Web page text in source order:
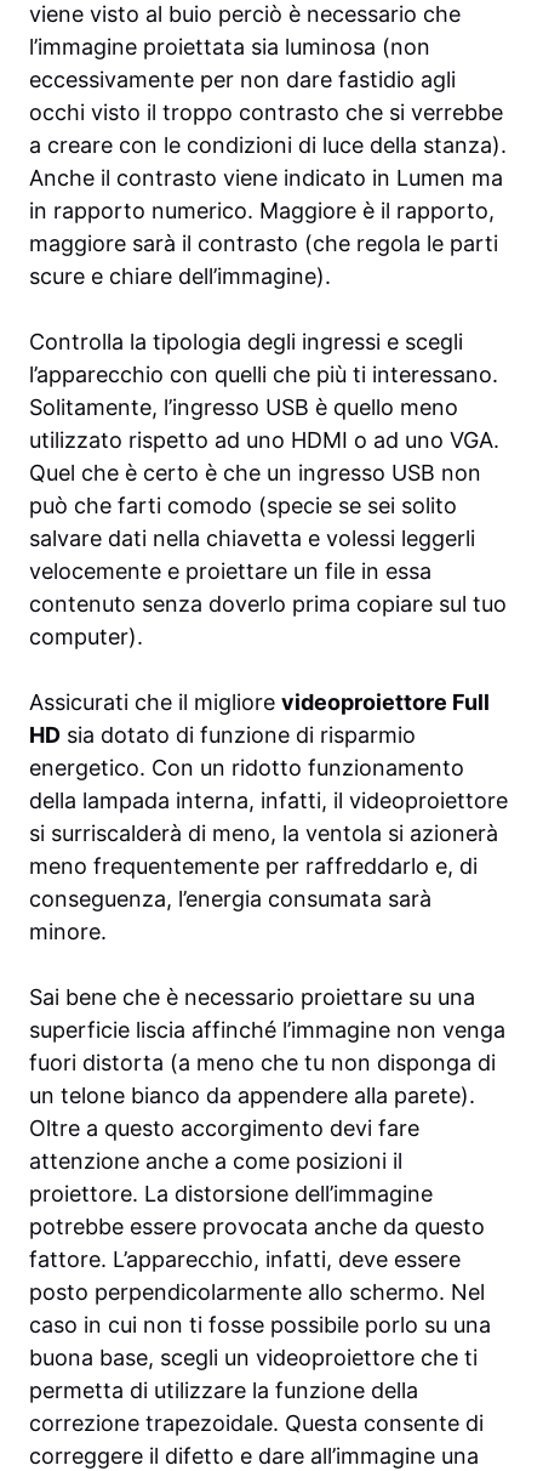
viene visto al buio perciò è necessario che
l’immagine proiettata sia luminosa (non
eccessivamente per non dare fastidio agli
occhi visto il troppo contrasto che si verrebbe
a creare con le condizioni di luce della stanza).
Anche il contrasto viene indicato in Lumen ma
in rapporto numerico. Maggiore è il rapporto,
maggiore sarà il contrasto (che regola le parti
scure e chiare dell’immagine).
Controlla la tipologia degli ingressi e scegli
l’apparecchio con quelli che più ti interessano.
Solitamente, l’ingresso USB è quello meno
utilizzato rispetto ad uno HDMI o ad uno VGA.
Quel che è certo è che un ingresso USB non
può che farti comodo (specie se sei solito
salvare dati nella chiavetta e volessi leggerli
velocemente e proiettare un file in essa
contenuto senza doverlo prima copiare sul tuo
computer).
Assicurati che il migliore videoproiettore Full
HD sia dotato di funzione di risparmio
energetico. Con un ridotto funzionamento
della lampada interna, infatti, il videoproiettore
si surriscalderà di meno, la ventola si azionerà
meno frequentemente per raffreddarlo e, di
conseguenza, l’energia consumata sarà
minore.
Sai bene che è necessario proiettare su una
superficie liscia affinché l’immagine non venga
fuori distorta (a meno che tu non disponga di
un telone bianco da appendere alla parete).
Oltre a questo accorgimento devi fare
attenzione anche a come posizioni il
proiettore. La distorsione dell’immagine
potrebbe essere provocata anche da questo
fattore. L’apparecchio, infatti, deve essere
posto perpendicolarmente allo schermo. Nel
caso in cui non ti fosse possibile porlo su una
buona base, scegli un videoproiettore che ti
permetta di utilizzare la funzione della
correzione trapezoidale. Questa consente di
correggere il difetto e dare all’immagine una